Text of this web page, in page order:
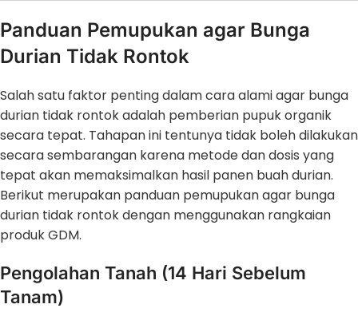
Panduan Pemupukan agar Bunga
Durian Tidak Rontok
Salah satu faktor penting dalam cara alami agar bunga
durian tidak rontok adalah pemberian pupuk organik
secara tepat. Tahapan ini tentunya tidak boleh dilakukan
secara sembarangan karena metode dan dosis yang
tepat akan memaksimalkan hasil panen buah durian.
Berikut merupakan panduan pemupukan agar bunga
durian tidak rontok dengan menggunakan rangkaian
produk GDM.
Pengolahan Tanah (14 Hari Sebelum
Tanam)